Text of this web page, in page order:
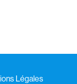
Légales